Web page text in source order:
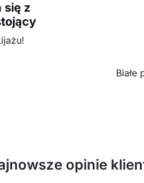
się z
Białe
opinie